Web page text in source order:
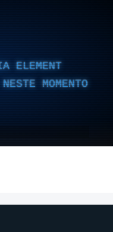
ELEMENT
MOMENTO